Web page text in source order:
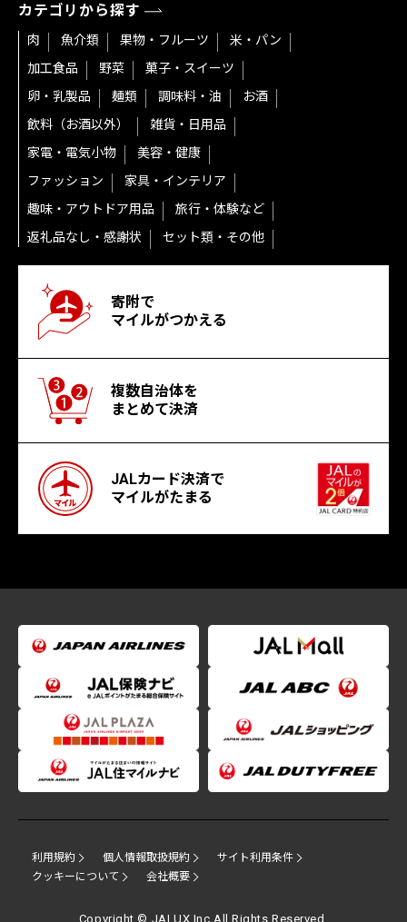
カテゴリから探す
肉 魚介類 果物・フルーツ
米・パン
加工食品
野菜
菓子・スイーツ
卵・乳製品
麺類 調味料・油
お酒
飲料（お酒以外）
雑貨・日用品
家電・電気小物
美容・健康
ファッション
家具・インテリア
趣味・アウトドア用品
旅行・体験など
返礼品なし・感謝状
セット類・その他
寄附で
マイルがつかえる
複数自治体を
まとめて決済
JALカード決済で
マイルがたまる
利用規約 個人情報取扱規約
サイト利用条件
クッキーについて
会社概要
Copyright © JALUX Inc.All Rights Reserved.